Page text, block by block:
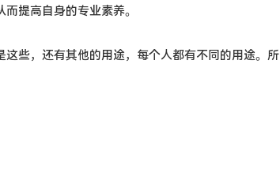
提高自身的专业素养。
些，还有其他的用途，每个人都有不同的用途。所